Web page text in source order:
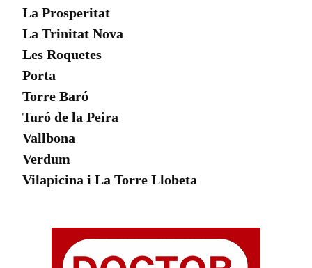
La Prosperitat
La Trinitat Nova
Les Roquetes
Porta
Torre Baró
Turó de la Peira
Vallbona
Verdum
Vilapicina i La Torre Llobeta